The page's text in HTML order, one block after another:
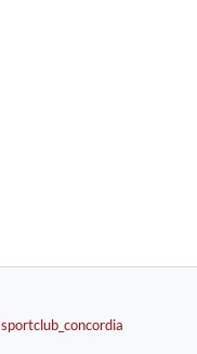
sportclub_concordia